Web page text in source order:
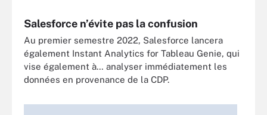
Salesforce n’évite pas la confusion
Au premier semestre 2022, Salesforce lancera
également Instant Analytics for Tableau Genie, qui
vise également à… analyser immédiatement les
données en provenance de la CDP.